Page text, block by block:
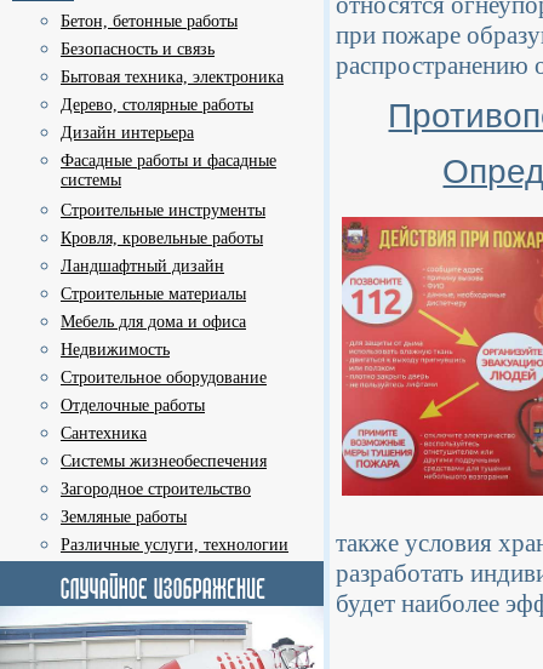
Бетон, бетонные работы
Безопасность и связь
Бытовая техника, электроника
Дерево, столярные работы
Дизайн интерьера
Фасадные работы и фасадные
системы
Строительные инструменты
Кровля, кровельные работы
Ландшафтный дизайн
Строительные материалы
Мебель для дома и офиса
Недвижимость
Строительное оборудование
Отделочные работы
Сантехника
Системы жизнеобеспечения
Загородное строительство
Земляные работы
Различные услуги, технологии
при пожаре
распространению
также условия
разработать
будет наиболее